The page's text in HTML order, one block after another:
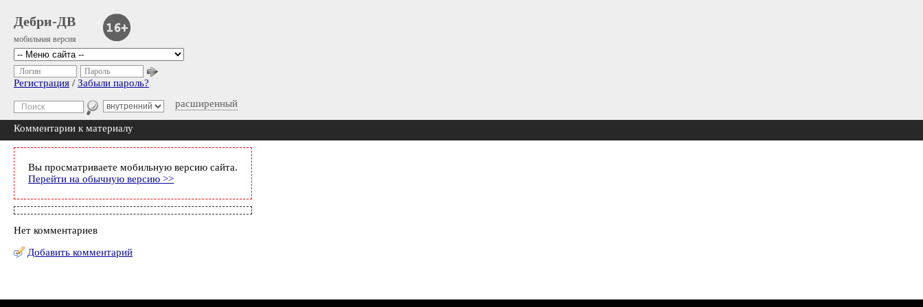
Дебри-ДВ
мобильная версия
расширенный
Логин Пароль
Регистрация / Забыли пароль?
Комментарии к материалу
Вы просматриваете мобильную версию сайта.
Перейти на обычную версию >>
Нет комментариев
Добавить комментарий